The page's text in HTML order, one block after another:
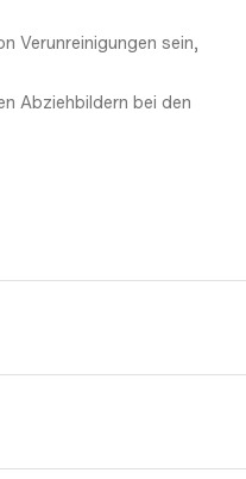
Verunreinigungen sein,
Abziehbildern bei den